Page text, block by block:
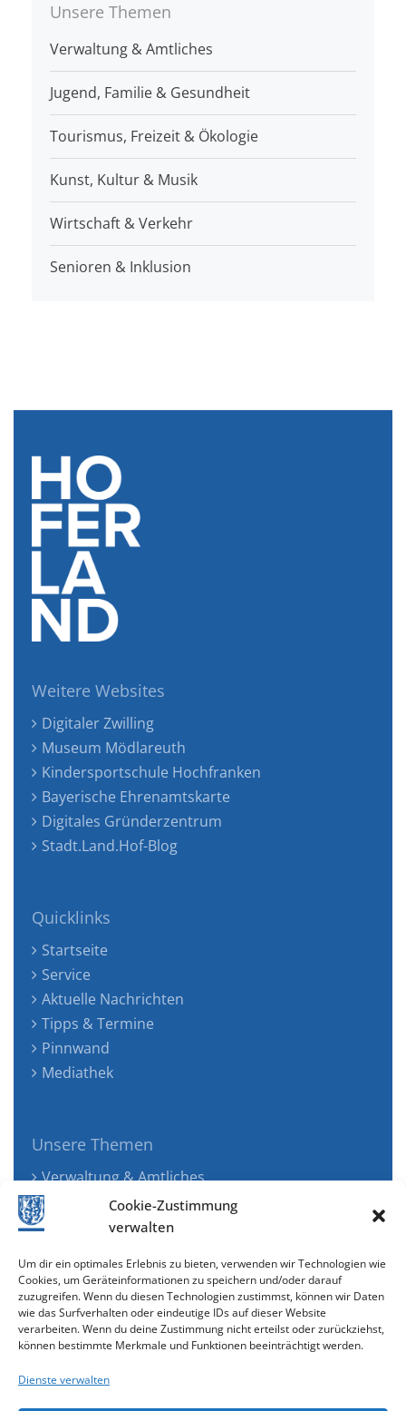
Cookie-Zustimmung
verwalten
Um dir ein optimales Erlebnis zu bieten, verwenden wir Technologien wie
Cookies, um Geräteinformationen zu speichern und/oder darauf
zuzugreifen. Wenn du diesen Technologien zustimmst, können wir Daten
wie das Surfverhalten oder eindeutige IDs auf dieser Website
verarbeiten. Wenn du deine Zustimmung nicht erteilst oder zurückziehst,
können bestimmte Merkmale und Funktionen beeinträchtigt werden.
Dienste verwalten
Unsere Themen
Verwaltung & Amtliches
Jugend, Familie & Gesundheit
Tourismus, Freizeit & Ökologie
Kunst, Kultur & Musik
Wirtschaft & Verkehr
Senioren & Inklusion
Weitere Websites
Digitaler Zwilling
Museum Mödlareuth
Kindersportschule Hochfranken
Bayerische Ehrenamtskarte
Digitales Gründerzentrum
Stadt.Land.Hof-Blog
Quicklinks
Startseite
Service
Aktuelle Nachrichten
Tipps & Termine
Pinnwand
Mediathek
Unsere Themen
Verwaltung & Amtliches
Jugend, Familie & Gesundheit
Tourismus, Freizeit & Ökologie
Wirtschaft & Verkehr
Senioren & Inklusion